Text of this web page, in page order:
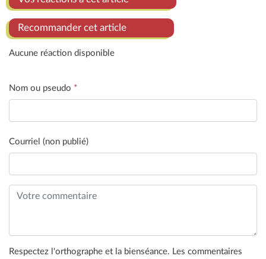
Recommander cet article
Aucune réaction disponible
Nom ou pseudo *
Courriel (non publié)
Respectez l'orthographe et la bienséance. Les commentaires